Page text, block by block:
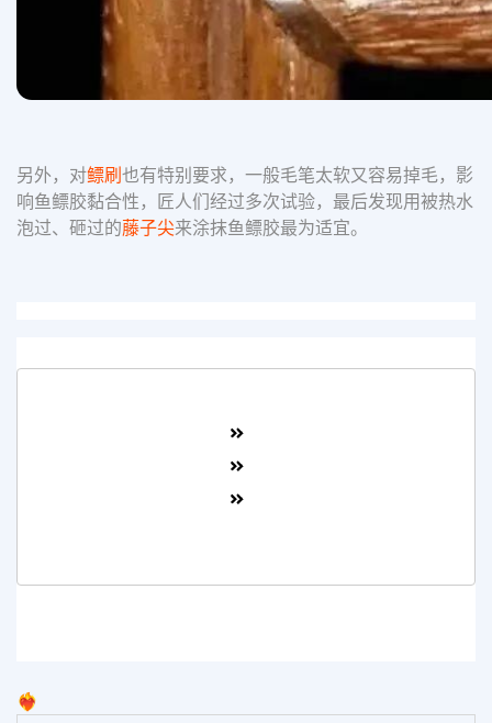
另外，对鳔刷也有特别要求，一般毛笔太软又容易掉毛，影
响鱼鳔胶黏合性，匠人们经过多次试验，最后发现用被热水
泡过、砸过的藤子尖来涂抹鱼鳔胶最为适宜。
❤️‍🔥